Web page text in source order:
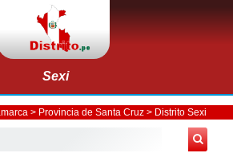
Sexi
> Provincia de Santa Cruz> Distrito Sexi